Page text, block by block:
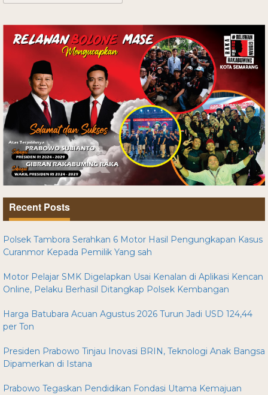
Recent Posts
Polsek Tambora Serahkan 6 Motor Hasil Pengungkapan Kasus
Curanmor Kepada Pemilik Yang sah
Motor Pelajar SMK Digelapkan Usai Kenalan di Aplikasi Kencan
Online, Pelaku Berhasil Ditangkap Polsek Kembangan
Harga Batubara Acuan Agustus 2026 Turun Jadi USD 124,44
per Ton
Presiden Prabowo Tinjau Inovasi BRIN, Teknologi Anak Bangsa
Dipamerkan di Istana
Prabowo Tegaskan Pendidikan Fondasi Utama Kemajuan